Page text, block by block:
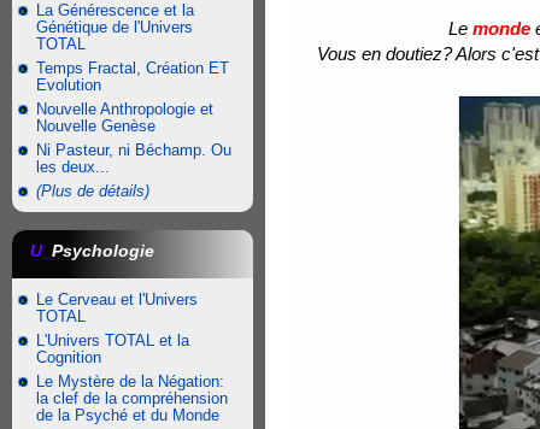
La Générescence et la
Génétique de l'Univers
TOTAL
Temps Fractal, Création ET
Evolution
Nouvelle Anthropologie et
Nouvelle Genèse
Ni Pasteur, ni Béchamp. Ou
les deux...
(Plus de détails)
U_ Psychologie
Le Cerveau et l'Univers
TOTAL
L'Univers TOTAL et la
Cognition
Le Mystère de la Négation:
la clef de la compréhension
de la Psyché et du Monde
Le monde
Vous en doutiez? Alors